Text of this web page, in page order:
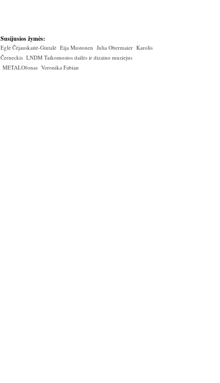
Susijusios žymės:
Eglė Čėjauskaitė-Gintalė Eija Mustonen Julia Obermaier Karolis
Černeckis LNDM Taikomosios dailės ir dizaino muziejus
METALOfonas Veronika Fabian